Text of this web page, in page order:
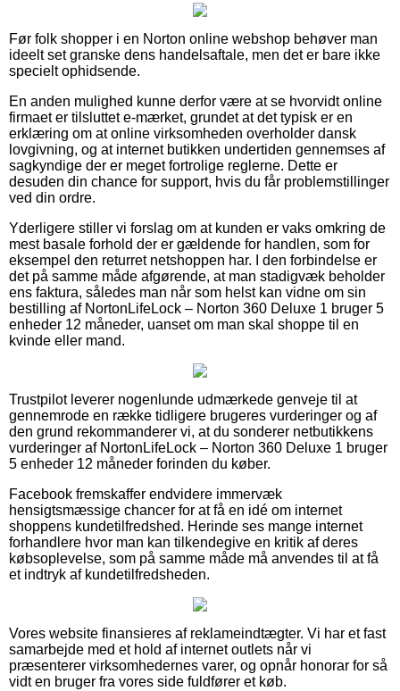
Før folk shopper i en Norton online webshop behøver man
ideelt set granske dens handelsaftale, men det er bare ikke
specielt ophidsende.
En anden mulighed kunne derfor være at se hvorvidt online
firmaet er tilsluttet e-mærket, grundet at det typisk er en
erklæring om at online virksomheden overholder dansk
lovgivning, og at internet butikken undertiden gennemses af
sagkyndige der er meget fortrolige reglerne. Dette er
desuden din chance for support, hvis du får problemstillinger
ved din ordre.
Yderligere stiller vi forslag om at kunden er vaks omkring de
mest basale forhold der er gældende for handlen, som for
eksempel den returret netshoppen har. I den forbindelse er
det på samme måde afgørende, at man stadigvæk beholder
ens faktura, således man når som helst kan vidne om sin
bestilling af NortonLifeLock – Norton 360 Deluxe 1 bruger 5
enheder 12 måneder, uanset om man skal shoppe til en
kvinde eller mand.
Trustpilot leverer nogenlunde udmærkede genveje til at
gennemrode en række tidligere brugeres vurderinger og af
den grund rekommanderer vi, at du sonderer netbutikkens
vurderinger af NortonLifeLock – Norton 360 Deluxe 1 bruger
5 enheder 12 måneder forinden du køber.
Facebook fremskaffer endvidere immervæk
hensigtsmæssige chancer for at få en idé om internet
shoppens kundetilfredshed. Herinde ses mange internet
forhandlere hvor man kan tilkendegive en kritik af deres
købsoplevelse, som på samme måde må anvendes til at få
et indtryk af kundetilfredsheden.
Vores website finansieres af reklameindtægter. Vi har et fast
samarbejde med et hold af internet outlets når vi
præsenterer virksomhedernes varer, og opnår honorar for så
vidt en bruger fra vores side fuldfører et køb.